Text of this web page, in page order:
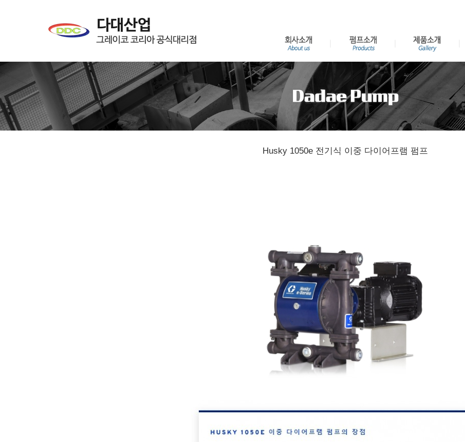
Husky 1050e 전기식 이중 다이어프램 펌프